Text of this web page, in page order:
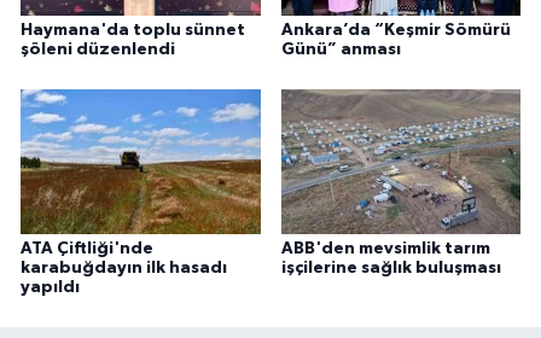
Haymana'da toplu sünnet
şöleni düzenlendi
Ankara’da “Keşmir Sömürü
Günü” anması
ATA Çiftliği'nde
karabuğdayın ilk hasadı
yapıldı
ABB'den mevsimlik tarım
işçilerine sağlık buluşması